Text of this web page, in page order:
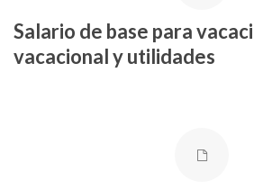
Salario de base para
vacacional y utilidades